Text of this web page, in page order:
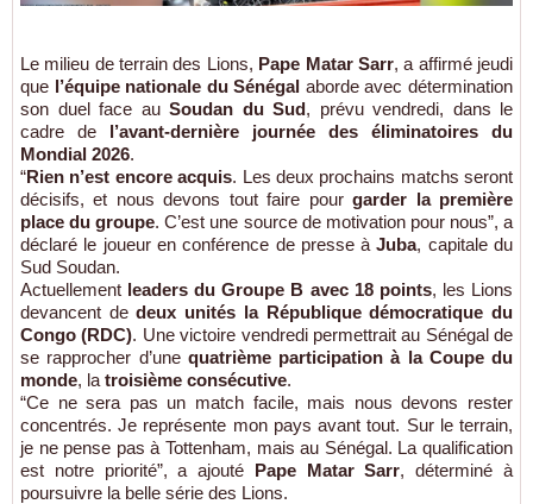
Le milieu de terrain des Lions, Pape Matar Sarr, a affirmé jeudi
que l’équipe nationale du Sénégal aborde avec détermination
son duel face au Soudan du Sud, prévu vendredi, dans le
cadre de l’avant-dernière journée des éliminatoires du
Mondial 2026.
“Rien n’est encore acquis. Les deux prochains matchs seront
décisifs, et nous devons tout faire pourgarder la première
place du groupe. C’est une source de motivation pour nous”, a
déclaré le joueur en conférence de presse àJuba, capitale du
Sud Soudan.
Actuellement leaders du Groupe B avec 18 points, les Lions
devancent dedeux unités la République démocratique du
Congo (RDC). Une victoire vendredi permettrait au Sénégal de
se rapprocher d’une quatrième participation à la Coupe du
monde, la troisième consécutive.
“Ce ne sera pas un match facile, mais nous devons rester
concentrés. Je représente mon pays avant tout. Sur le terrain,
je ne pense pas à Tottenham, mais au Sénégal. La qualification
est notre priorité”, a ajouté Pape Matar Sarr, déterminé à
poursuivre la belle série des Lions.